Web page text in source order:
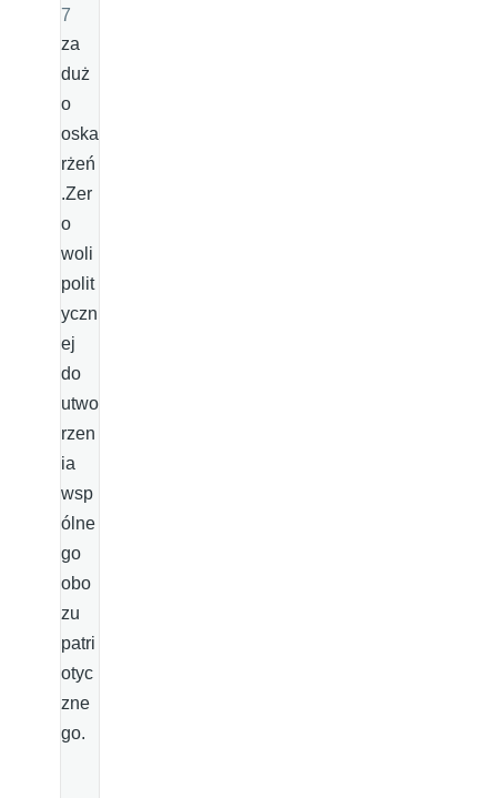
7
za
duż
o
oska
rżeń
.Zer
o
woli
polit
yczn
ej
do
utwo
rzen
ia
wsp
ólne
go
obo
zu
patri
otyc
zne
go.